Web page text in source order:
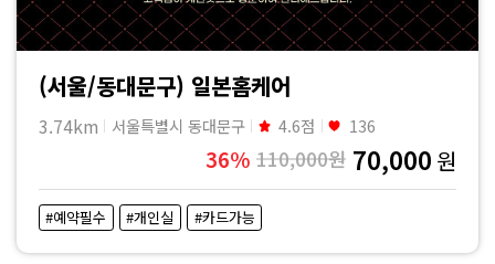
(서울/동대문구) 일본홈케어
3.74km 서울특별시 동대문구 4.6점 136
36% 110,000원 70,000 원
#예약필수 #개인실 #카드가능